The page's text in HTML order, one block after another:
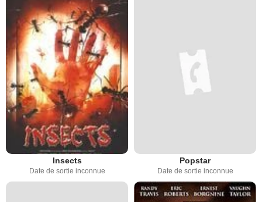
Insects
Date de sortie inconnue
Popstar
Date de sortie inconnue